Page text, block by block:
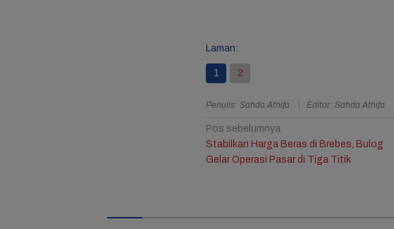
Laman:
1 2
Penulis: Sahda Athifa Editor: Sahda Athifa
Navigasi
pos
Pos sebelumnya
Stabilkan Harga Beras di Brebes, Bulog
Gelar Operasi Pasar di Tiga Titik
Ulang Tahun Anak